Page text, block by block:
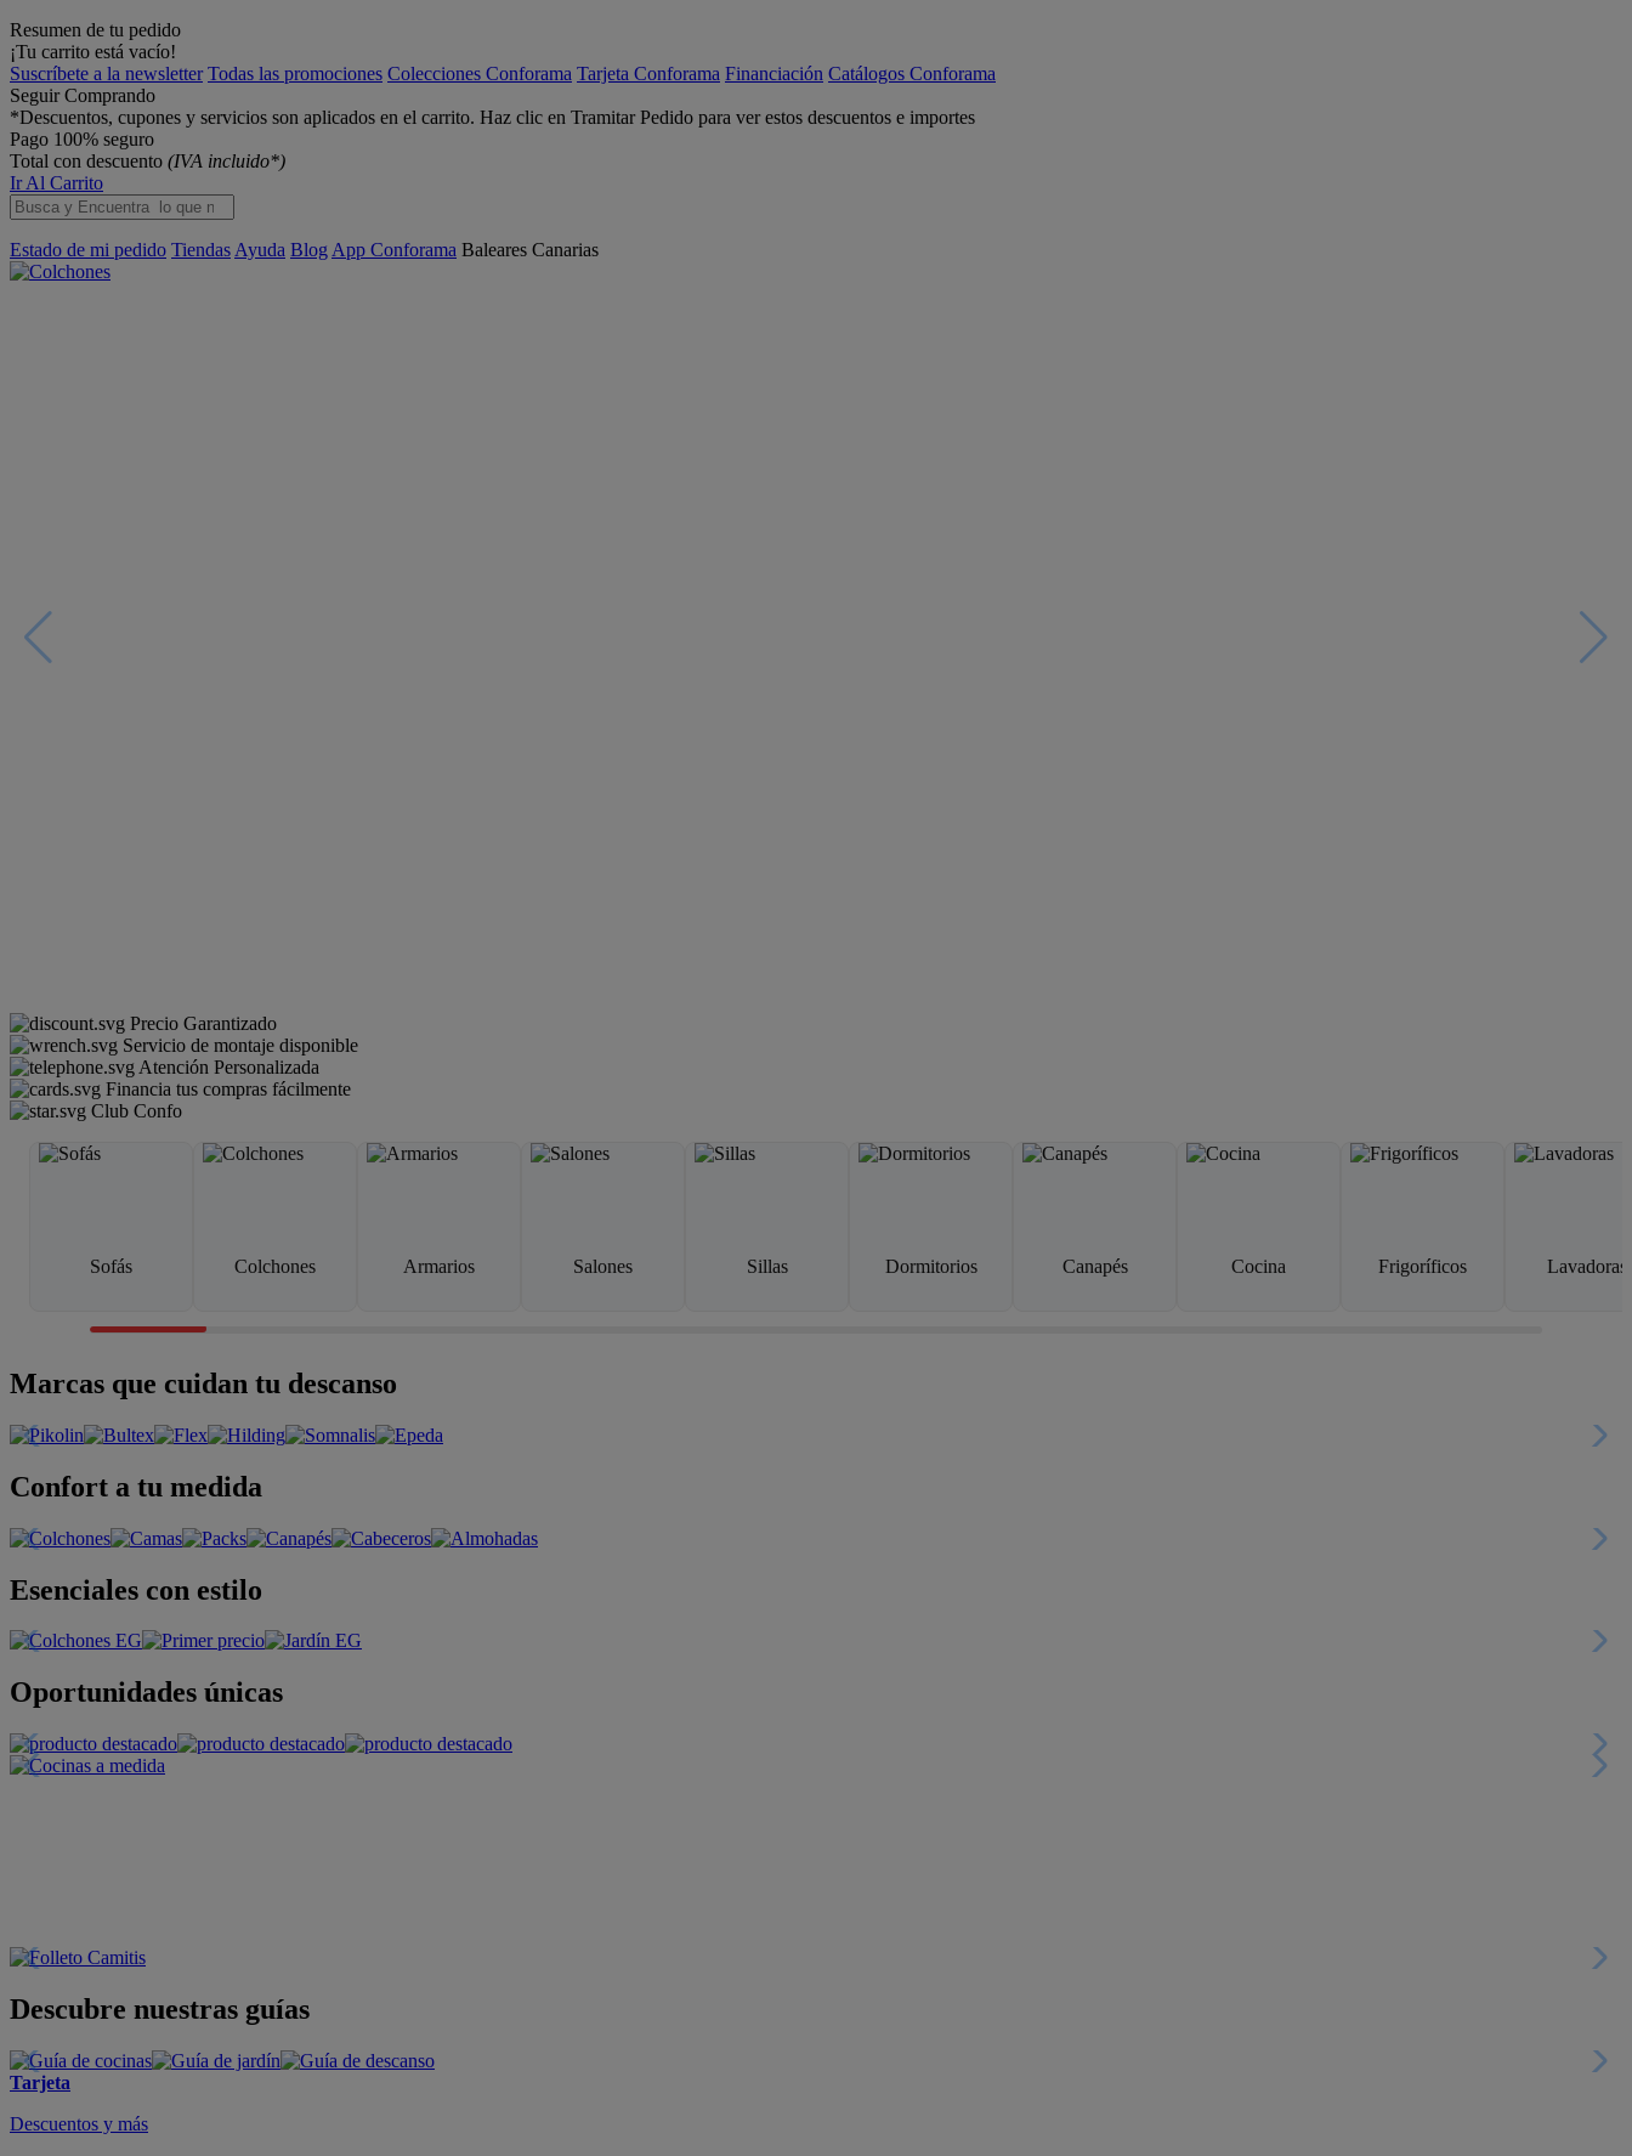
Resumen de tu pedido
¡Tu carrito está vacío!
Suscríbete a la newsletter Todas las promociones Colecciones Conforama Tarjeta Conforama Financiación Catálogos Conforama
Seguir Comprando
*Descuentos, cupones y servicios son aplicados en el carrito. Haz clic en Tramitar Pedido para ver estos descuentos e importes
Pago 100% seguro
Total con descuento (IVA incluido*)
Ir Al Carrito
Estado de mi pedido Tiendas Ayuda Blog App Conforama Baleares Canarias
Precio Garantizado
Servicio de montaje disponible
Atención Personalizada
Financia tus compras fácilmente
Club Confo
Sofás Colchones Armarios Salones Sillas Dormitorios Canapés Cocina Frigoríficos Lavadoras
Marcas que cuidan tu descanso
Confort a tu medida
Esenciales con estilo
Oportunidades únicas
Descubre nuestras guías
Tarjeta
Descuentos y más